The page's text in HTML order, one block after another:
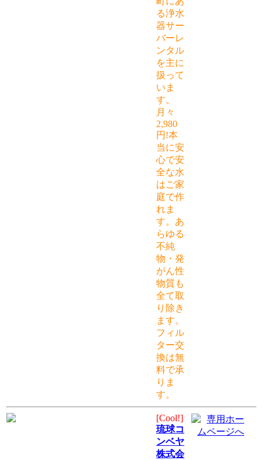
る浄水
器サー
バーレ
ンタル
を主に
扱って
いま
す。
月々
2,980
円!本
当に安
心で安
全な水
はご家
庭で作
れま
す。あ
らゆる
不純
物・発
がん性
物質も
全て取
り除き
ます。
フィル
ター交
換は無
料で承
りま
す。
[Cool!]
琉球コ
ンベヤ
株式会